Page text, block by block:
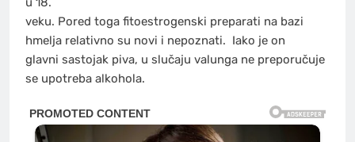
veku. Pored toga fitoestrogenski preparati na bazi
hmelja relativno su novi i nepoznati. Iako je on
glavni sastojak piva, u slučaju valunga ne preporučuje
se upotreba alkohola.